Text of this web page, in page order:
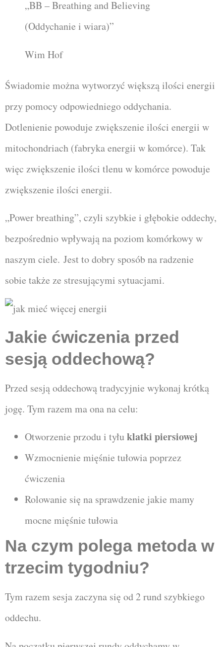
„BB – Breathing and Believing
(Oddychanie i wiara)”
Wim Hof
Świadomie można wytworzyć większą ilości energii
przy pomocy odpowiedniego oddychania.
Dotlenienie powoduje zwiększenie ilości energii w
mitochondriach (fabryka energii w komórce). Tak
więc zwiększenie ilości tlenu w komórce powoduje
zwiększenie ilości energii.
„Power breathing”, czyli szybkie i głębokie oddechy,
bezpośrednio wpływają na poziom komórkowy w
naszym ciele. Jest to dobry sposób na radzenie
sobie także ze stresującymi sytuacjami.
Jakie ćwiczenia przed
sesją oddechową?
Przed sesją oddechową tradycyjnie wykonaj krótką
jogę. Tym razem ma ona na celu:
Otworzenie przodu i tyłuklatki piersiowej
Wzmocnienie mięśnie tułowia poprzez
ćwiczenia
Rolowanie się na sprawdzenie jakie mamy
mocne mięśnie tułowia
Na czym polega metoda w
trzecim tygodniu?
Tym razem sesja zaczyna się od 2 rund szybkiego
oddechu.